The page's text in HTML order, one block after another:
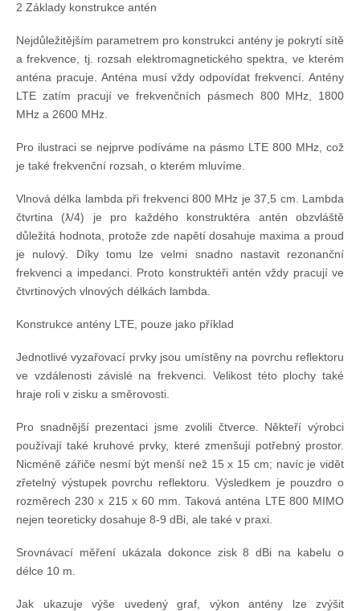
2 Základy konstrukce antén
Nejdůležitějším parametrem pro konstrukci antény je pokrytí sítě
a frekvence, tj. rozsah elektromagnetického spektra, ve kterém
anténa pracuje. Anténa musí vždy odpovídat frekvencí. Antény
LTE zatím pracují ve frekvenčních pásmech 800 MHz, 1800
MHz a 2600 MHz.
Pro ilustraci se nejprve podíváme na pásmo LTE 800 MHz, což
je také frekvenční rozsah, o kterém mluvíme.
Vlnová délka lambda při frekvenci 800 MHz je 37,5 cm. Lambda
čtvrtina (ƛ/4) je pro každého konstruktéra antén obzvláště
důležitá hodnota, protože zde napětí dosahuje maxima a proud
je nulový. Díky tomu lze velmi snadno nastavit rezonanční
frekvenci a impedanci. Proto konstruktéři antén vždy pracují ve
čtvrtinových vlnových délkách lambda.
Konstrukce antény LTE, pouze jako příklad
Jednotlivé vyzařovací prvky jsou umístěny na povrchu reflektoru
ve vzdálenosti závislé na frekvenci. Velikost této plochy také
hraje roli v zisku a směrovosti.
Pro snadnější prezentaci jsme zvolili čtverce. Někteří výrobci
používají také kruhové prvky, které zmenšují potřebný prostor.
Nicméně zářiče nesmí být menší než 15 x 15 cm; navíc je vidět
zřetelný výstupek povrchu reflektoru. Výsledkem je pouzdro o
rozměrech 230 x 215 x 60 mm. Taková anténa LTE 800 MIMO
nejen teoreticky dosahuje 8-9 dBi, ale také v praxi.
Srovnávací měření ukázala dokonce zisk 8 dBi na kabelu o
délce 10 m.
Jak ukazuje výše uvedený graf, výkon antény lze zvýšit